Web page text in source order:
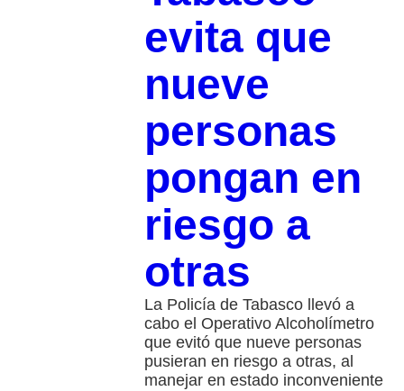
evita que
nueve
personas
pongan en
riesgo a
otras
La Policía de Tabasco llevó a
cabo el Operativo Alcoholímetro
que evitó que nueve personas
pusieran en riesgo a otras, al
manejar en estado inconveniente